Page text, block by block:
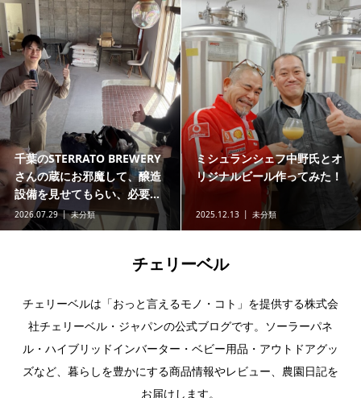
千葉のSTERRATO BREWERY
さんの蔵にお邪魔して、醸造
設備を見せてもらい、必要...
2026.07.29 未分類
ミシュランシェフ中野氏とオ
リジナルビール作ってみた！
2025.12.13 未分類
チェリーベル
チェリーベルは「おっと言えるモノ・コト」を提供する株式会
社チェリーベル・ジャパンの公式ブログです。ソーラーパネ
ル・ハイブリッドインバーター・ベビー用品・アウトドアグッ
ズなど、暮らしを豊かにする商品情報やレビュー、農園日記を
お届けします。